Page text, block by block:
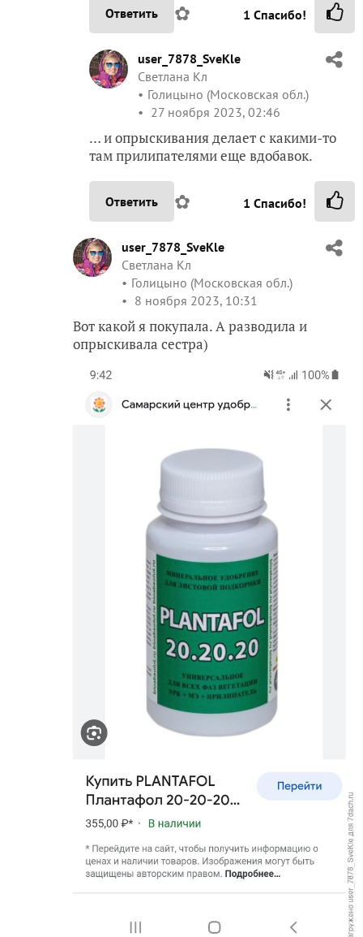
Ответить ✿ 1 Спасибо!
user_7878_SveKle
Светлана Кл
Голицыно (Московская обл.)
27 ноября 2023, 02:46
… и опрыскивания делает с какими-то
там прилипателями еще вдобавок.
Ответить ✿ 1 Спасибо!
user_7878_SveKle
Светлана Кл
Голицыно (Московская обл.)
8 ноября 2023, 10:31
Вот какой я покупала. А разводила и
опрыскивала сестра)